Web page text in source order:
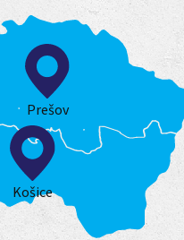
Košice
Prešov